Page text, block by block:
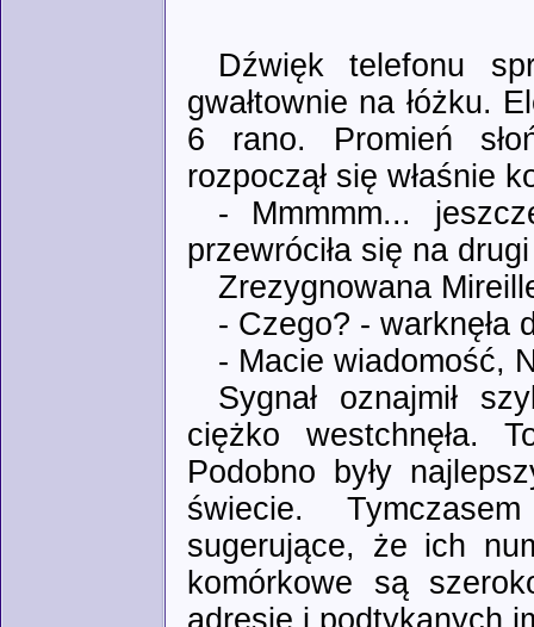
Dźwięk telefonu
gwałtownie na łóżku.
6 rano. Promień
rozpoczął się właśnie
- Mmmmm...
przewróciła się na
Zrezygnowana
- Czego? - warknęła
- Macie wiadomość,
Sygnał oznajmił
ciężko westchnęła.
Podobno były
świecie.
sugerujące, że ich
komórkowe są